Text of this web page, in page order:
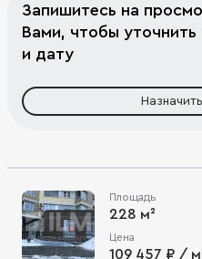
Запишитесь на
Вами, чтобы
и дату
Площадь
228 м²
Цена
109 457 ₽ /